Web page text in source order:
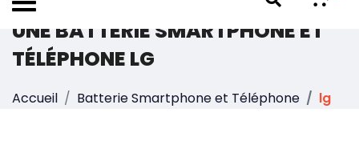
UNE BATTERIE SMARTPHONE ET
TÉLÉPHONE LG
Accueil Batterie Smartphone et Téléphone lg